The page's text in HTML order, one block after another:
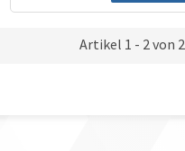
Artikel 1 - 2 von 2